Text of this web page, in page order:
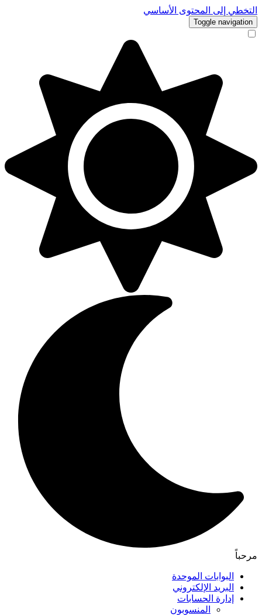
التخطي إلى المحتوى الأساسي
Toggle navigation
مرحباً
البوابات الموحدة
البريد الإلكتروني
إدارة الحسابات
المنسوبون